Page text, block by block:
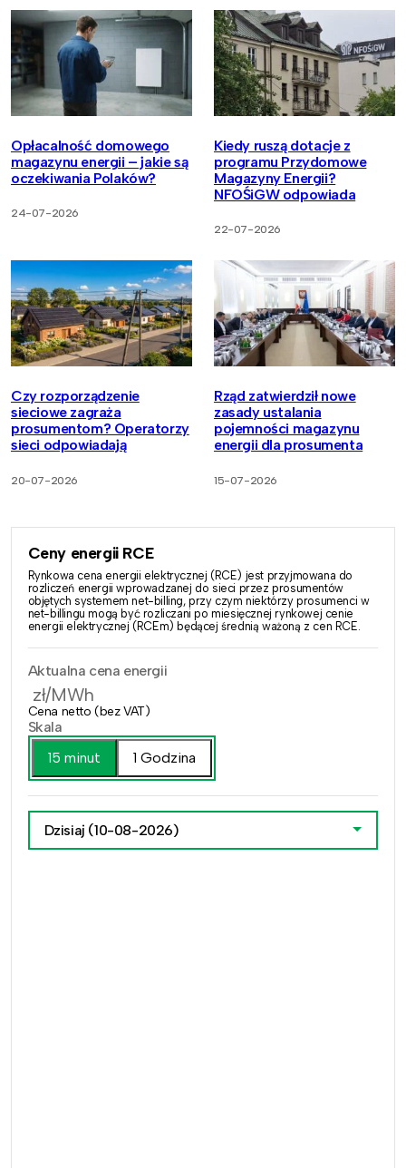
Opłacalność domowego
magazynu energii – jakie są
oczekiwania Polaków?
24-07-2026
Kiedy ruszą dotacje z
programu Przydomowe
Magazyny Energii?
NFOŚiGW odpowiada
22-07-2026
Czy rozporządzenie
sieciowe zagraża
prosumentom? Operatorzy
sieci odpowiadają
20-07-2026
Rząd zatwierdził nowe
zasady ustalania
pojemności magazynu
energii dla prosumenta
15-07-2026
Ceny energii RCE
Rynkowa cena energii elektrycznej (RCE) jest przyjmowana do
rozliczeń energii wprowadzanej do sieci przez prosumentów
objętych systemem net-billing, przy czym niektórzy prosumenci w
net-billingu mogą być rozliczani po miesięcznej rynkowej cenie
energii elektrycznej (RCEm) będącej średnią ważoną z cen RCE.
Aktualna cena energii
zł/MWh
Cena netto (bez VAT)
Skala
15 minut
1 Godzina
Dzisiaj (10-08-2026)